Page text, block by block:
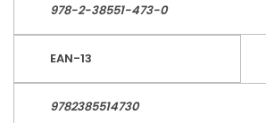
978-2-38551-473-0
EAN-13
9782385514730